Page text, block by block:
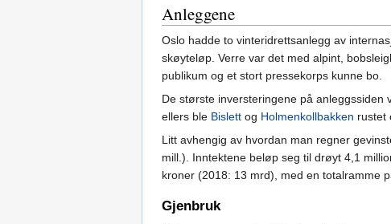
Anleggene
Oslo hadde to vinteridrettsanlegg av
skøyteløp. Verre var det med alpint,
publikum og et stort pressekorps kunne bo.
De største inversteringene på anleggssiden
ellers ble Bislett og Holmenkollbakken rustet
Litt avhengig av hvordan man regner
mill.). Inntektene beløp seg til drøyt 4,1
kroner (2018: 13 mrd), med en totalramme
Gjenbruk